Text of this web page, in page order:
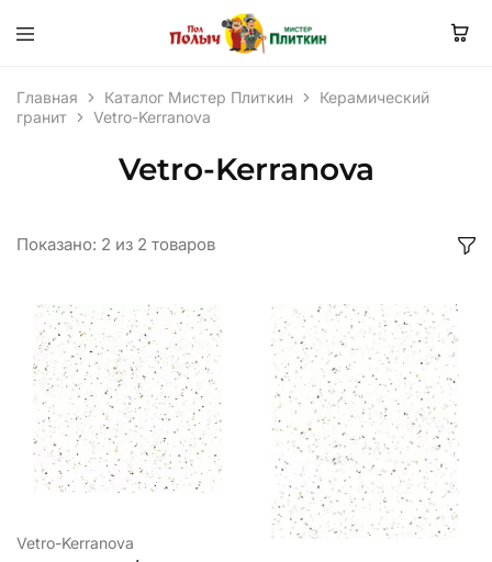
Главная Каталог Мистер Плиткин
Керамический
гранит
Vetro-Kerranova
Vetro-Kerranova
Показано: 2 из 2 товаров
Vetro-Kerranova